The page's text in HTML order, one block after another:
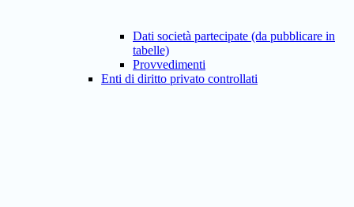
Dati società partecipate (da pubblicare in
tabelle)
Provvedimenti
Enti di diritto privato controllati